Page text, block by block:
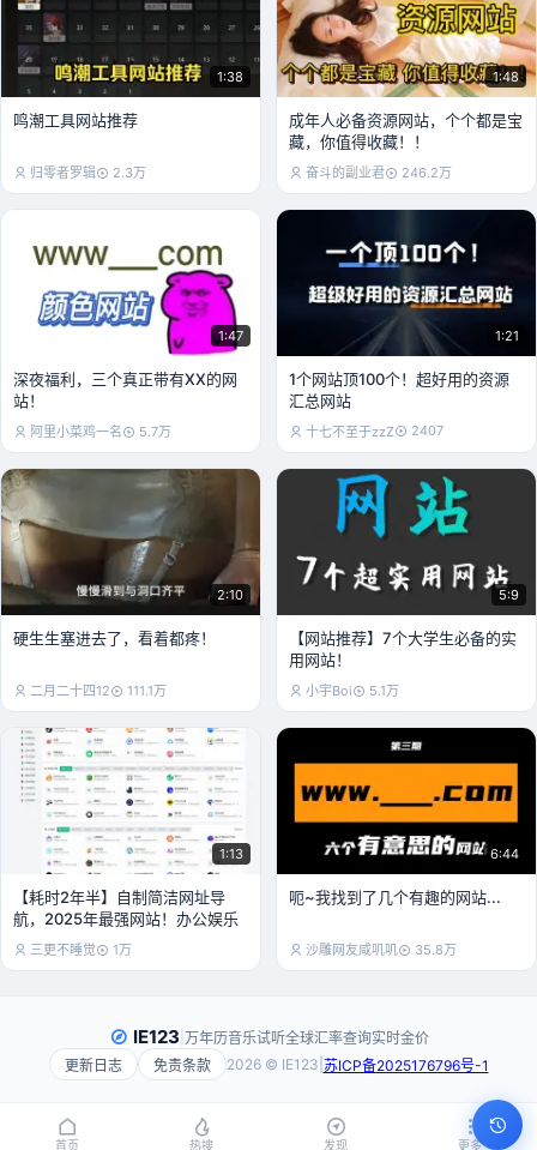
首页 热搜 发现 更多
1:38
鸣潮工具网站推荐
归零者罗辑 2.3万
1:48
成年人必备资源网站，个个都是宝
藏，你值得收藏！！
奋斗的副业君 246.2万
1:47
深夜福利，三个真正带有XX的网
站！
阿里小菜鸡一名 5.7万
1:21
1个网站顶100个！超好用的资源
汇总网站
十七不至于zzZ 2407
2:10
硬生生塞进去了，看着都疼！
二月二十四12 111.1万
5:9
【网站推荐】7个大学生必备的实
用网站！
小宇Boi 5.1万
1:13
【耗时2年半】自制简洁网址导
航，2025年最强网站！办公娱乐
三更不睡觉 1万
6:44
呃~我找到了几个有趣的网站...
沙雕网友咸叽叽 35.8万
IE123 万年历音乐试听全球汇率查询实时金价
更新日志
免责条款 2026 © IE123 苏ICP备2025176796号-1